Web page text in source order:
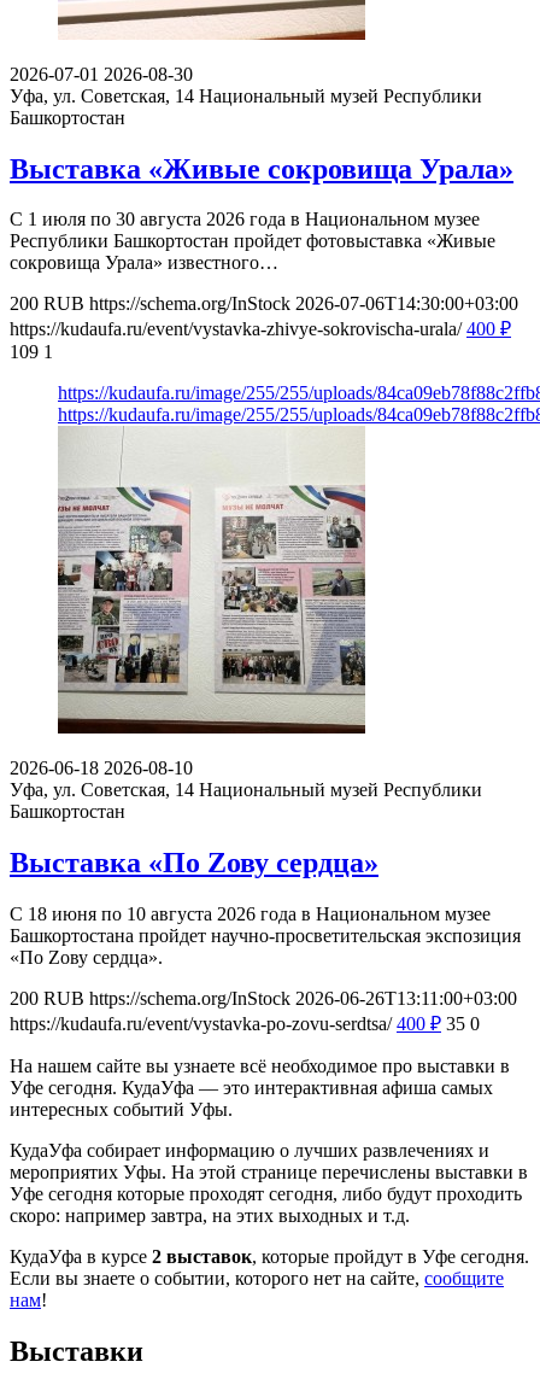
2026-07-01 2026-08-30
Уфа, ул. Советская, 14 Национальный музей Республики
Башкортостан
Выставка «Живые сокровища Урала»
С 1 июля по 30 августа 2026 года в Национальном музее
Республики Башкортостан пройдет фотовыставка «Живые
сокровища Урала» известного…
200 RUB https://schema.org/InStock 2026-07-06T14:30:00+03:00
https://kudaufa.ru/event/vystavka-zhivye-sokrovischa-urala/ 400 ₽
109 1
https://kudaufa.ru/image/255/255/uploads/
https://kudaufa.ru/image/255/255/uploads/
2026-06-18 2026-08-10
Уфа, ул. Советская, 14 Национальный музей Республики
Башкортостан
Выставка «По Zову сердца»
С 18 июня по 10 августа 2026 года в Национальном музее
Башкортостана пройдет научно-просветительская экспозиция
«По Zову сердца».
200 RUB https://schema.org/InStock 2026-06-26T13:11:00+03:00
https://kudaufa.ru/event/vystavka-po-zovu-serdtsa/ 400 ₽ 35 0
На нашем сайте вы узнаете всё необходимое про выставки в
Уфе сегодня. КудаУфа — это интерактивная афиша самых
интересных событий Уфы.
КудаУфа собирает информацию о лучших развлечениях и
мероприятих Уфы. На этой странице перечислены выставки в
Уфе сегодня которые проходят сегодня, либо будут проходить
скоро: например завтра, на этих выходных и т.д.
КудаУфа в курсе 2 выставок, которые пройдут в Уфе сегодня.
Если вы знаете о событии, которого нет на сайте, сообщите
нам!
Выставки